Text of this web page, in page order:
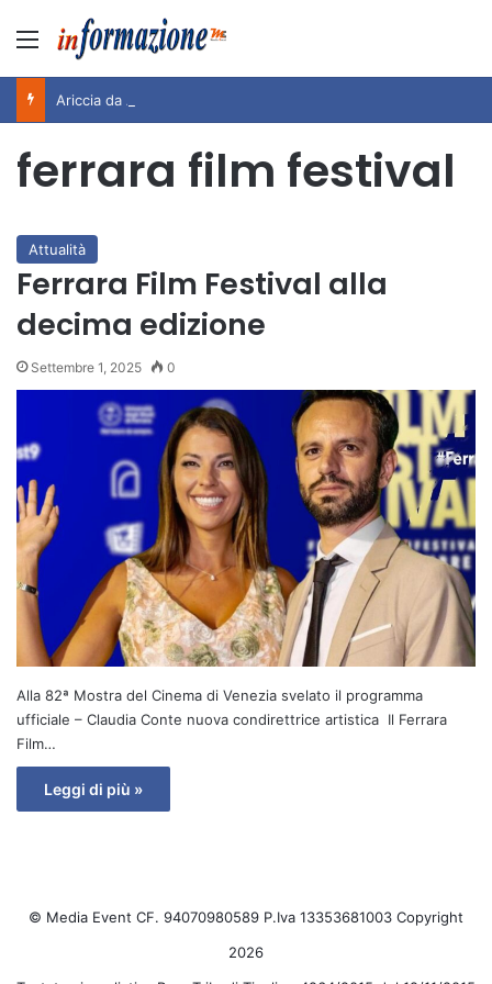
Menu
ferrara film festival
Attualità
Ferrara Film Festival alla
decima edizione
Settembre 1, 2025 0
Alla 82ª Mostra del Cinema di Venezia svelato il programma
ufficiale – Claudia Conte nuova condirettrice artistica Il Ferrara
Film…
Leggi di più »
© Media Event CF. 94070980589 P.Iva 13353681003 Copyright
2026